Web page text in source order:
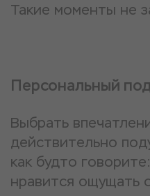
Такие моменты не
Персональный
Выбрать
действительно
как будто
нравится ощущать